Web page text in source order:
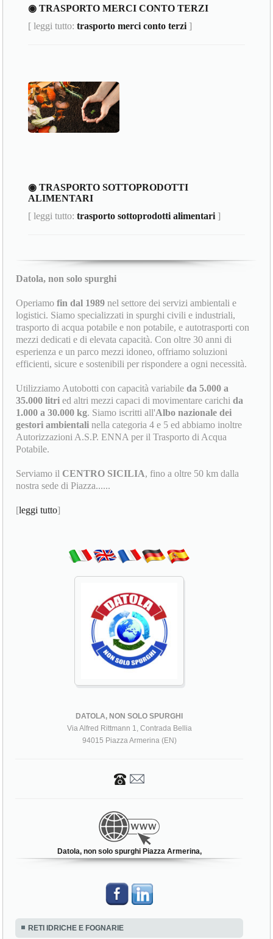
◉ TRASPORTO MERCI CONTO TERZI
[ leggi tutto:trasporto merci conto terzi ]
◉ TRASPORTO SOTTOPRODOTTI
ALIMENTARI
[ leggi tutto:trasporto sottoprodotti alimentari ]
Datola, non solo spurghi
Operiamofin dal 1989 nel settore dei servizi ambientali e
logistici. Siamo specializzati in spurghi civili e industriali,
trasporto di acqua potabile e non potabile, e autotrasporti con
mezzi dedicati e di elevata capacità. Con oltre 30 anni di
esperienza e un parco mezzi idoneo, offriamo soluzioni
efficienti, sicure e sostenibili per rispondere a ogni necessità.
Utilizziamo Autobotti con capacità variabileda 5.000 a
35.000 litri ed altri mezzi capaci di movimentare carichida
1.000 a 30.000 kg. Siamo iscritti all'Albo nazionale dei
gestori ambientali nella categoria 4 e 5 ed abbiamo inoltre
Autorizzazioni A.S.P. ENNA per il Trasporto di Acqua
Potabile.
Serviamo il CENTRO SICILIA, fino a oltre 50 km dalla
nostra sede di Piazza......
[leggi tutto]
DATOLA, NON SOLO SPURGHI
Via Alfred Rittmann 1, Contrada Bellia
94015 Piazza Armerina (EN)
Datola, non solo spurghi Piazza Armerina,
RETI IDRICHE E FOGNARIE